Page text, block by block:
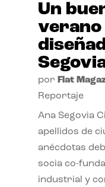
Un
por Flat
Reportaje
Ana Segovia
apellidos de
anécdotas
socia co-
industrial y